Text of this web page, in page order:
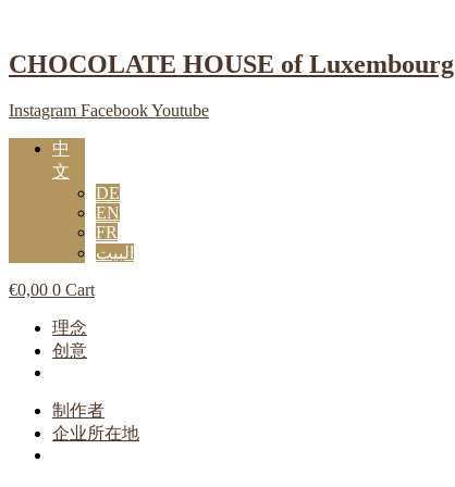
内
CHOCOLATE HOUSE of Luxembourg
Instagram FacebookYoutube
中
文
DE
EN
FR
البيت
€0,00 0 Cart
Main
Menu
理念
创意
Main
Menu
制作者
企业所在地